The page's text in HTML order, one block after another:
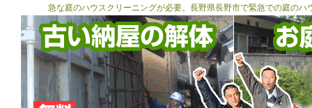
急な庭のハウスクリーニングが必要。長野県長野市で緊急での庭の